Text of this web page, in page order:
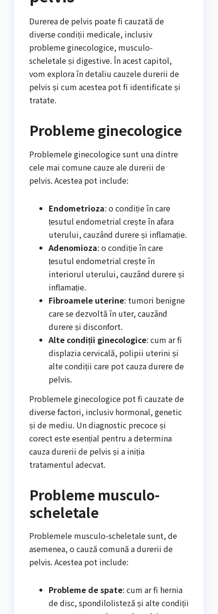
Durerea de pelvis poate fi cauzată de
diverse condiții medicale, inclusiv
probleme ginecologice, musculo-
scheletale și digestive. În acest capitol,
vom explora în detaliu cauzele durerii de
pelvis și cum acestea pot fi identificate și
tratate.
Probleme ginecologice
Problemele ginecologice sunt una dintre
cele mai comune cauze ale durerii de
pelvis. Acestea pot include:
Endometrioza: o condiție în care
țesutul endometrial crește în afara
uterului, cauzând durere și inflamație.
Adenomioza: o condiție în care
țesutul endometrial crește în
interiorul uterului, cauzând durere și
inflamație.
Fibroamele uterine: tumori benigne
care se dezvoltă în uter, cauzând
durere și disconfort.
Alte condiții ginecologice: cum ar fi
displazia cervicală, polipii uterini și
alte condiții care pot cauza durere de
pelvis.
Problemele ginecologice pot fi cauzate de
diverse factori, inclusiv hormonal, genetic
și de mediu. Un diagnostic precoce și
corect este esențial pentru a determina
cauza durerii de pelvis și a iniția
tratamentul adecvat.
Probleme musculo-
scheletale
Problemele musculo-scheletale sunt, de
asemenea, o cauză comună a durerii de
pelvis. Acestea pot include:
Probleme de spate: cum ar fi hernia
de disc, spondilolisteză și alte condiții